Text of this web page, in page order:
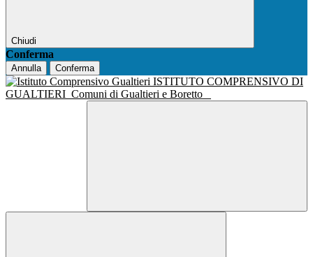
Chiudi
Conferma
Annulla Conferma
ISTITUTO COMPRENSIVO DI
GUALTIERI Comuni di Gualtieri e Boretto